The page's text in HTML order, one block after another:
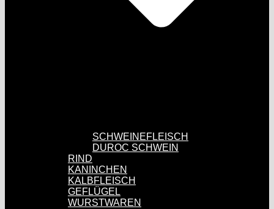
SCHWEINEFLEISCH
DUROC SCHWEIN
RIND
KANINCHEN
KALBFLEISCH
GEFLÜGEL
WURSTWAREN